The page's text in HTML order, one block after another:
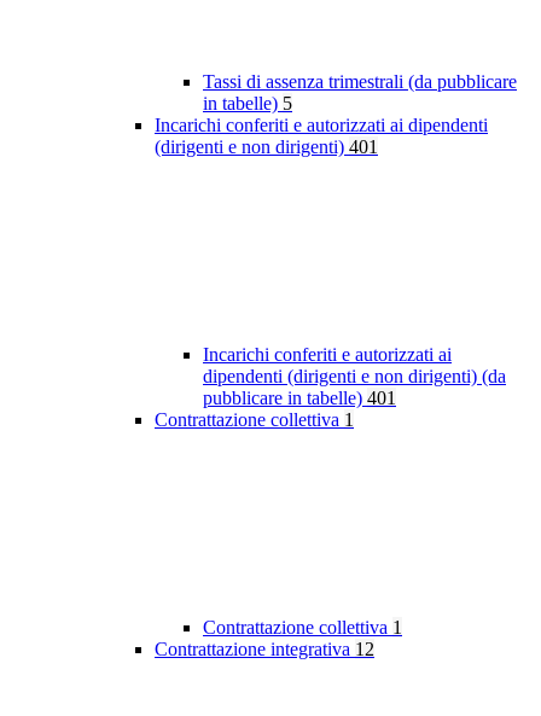
Tassi di assenza trimestrali (da pubblicare
in tabelle) 5
Incarichi conferiti e autorizzati ai dipendenti
(dirigenti e non dirigenti) 401
Incarichi conferiti e autorizzati ai
dipendenti (dirigenti e non dirigenti) (da
pubblicare in tabelle) 401
Contrattazione collettiva 1
Contrattazione collettiva 1
Contrattazione integrativa 12